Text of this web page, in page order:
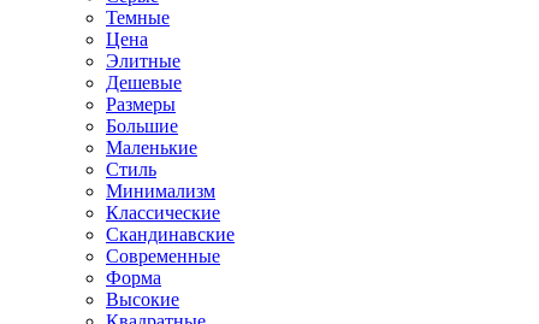
Темные
Цена
Элитные
Дешевые
Размеры
Большие
Маленькие
Стиль
Минимализм
Классические
Скандинавские
Современные
Форма
Высокие